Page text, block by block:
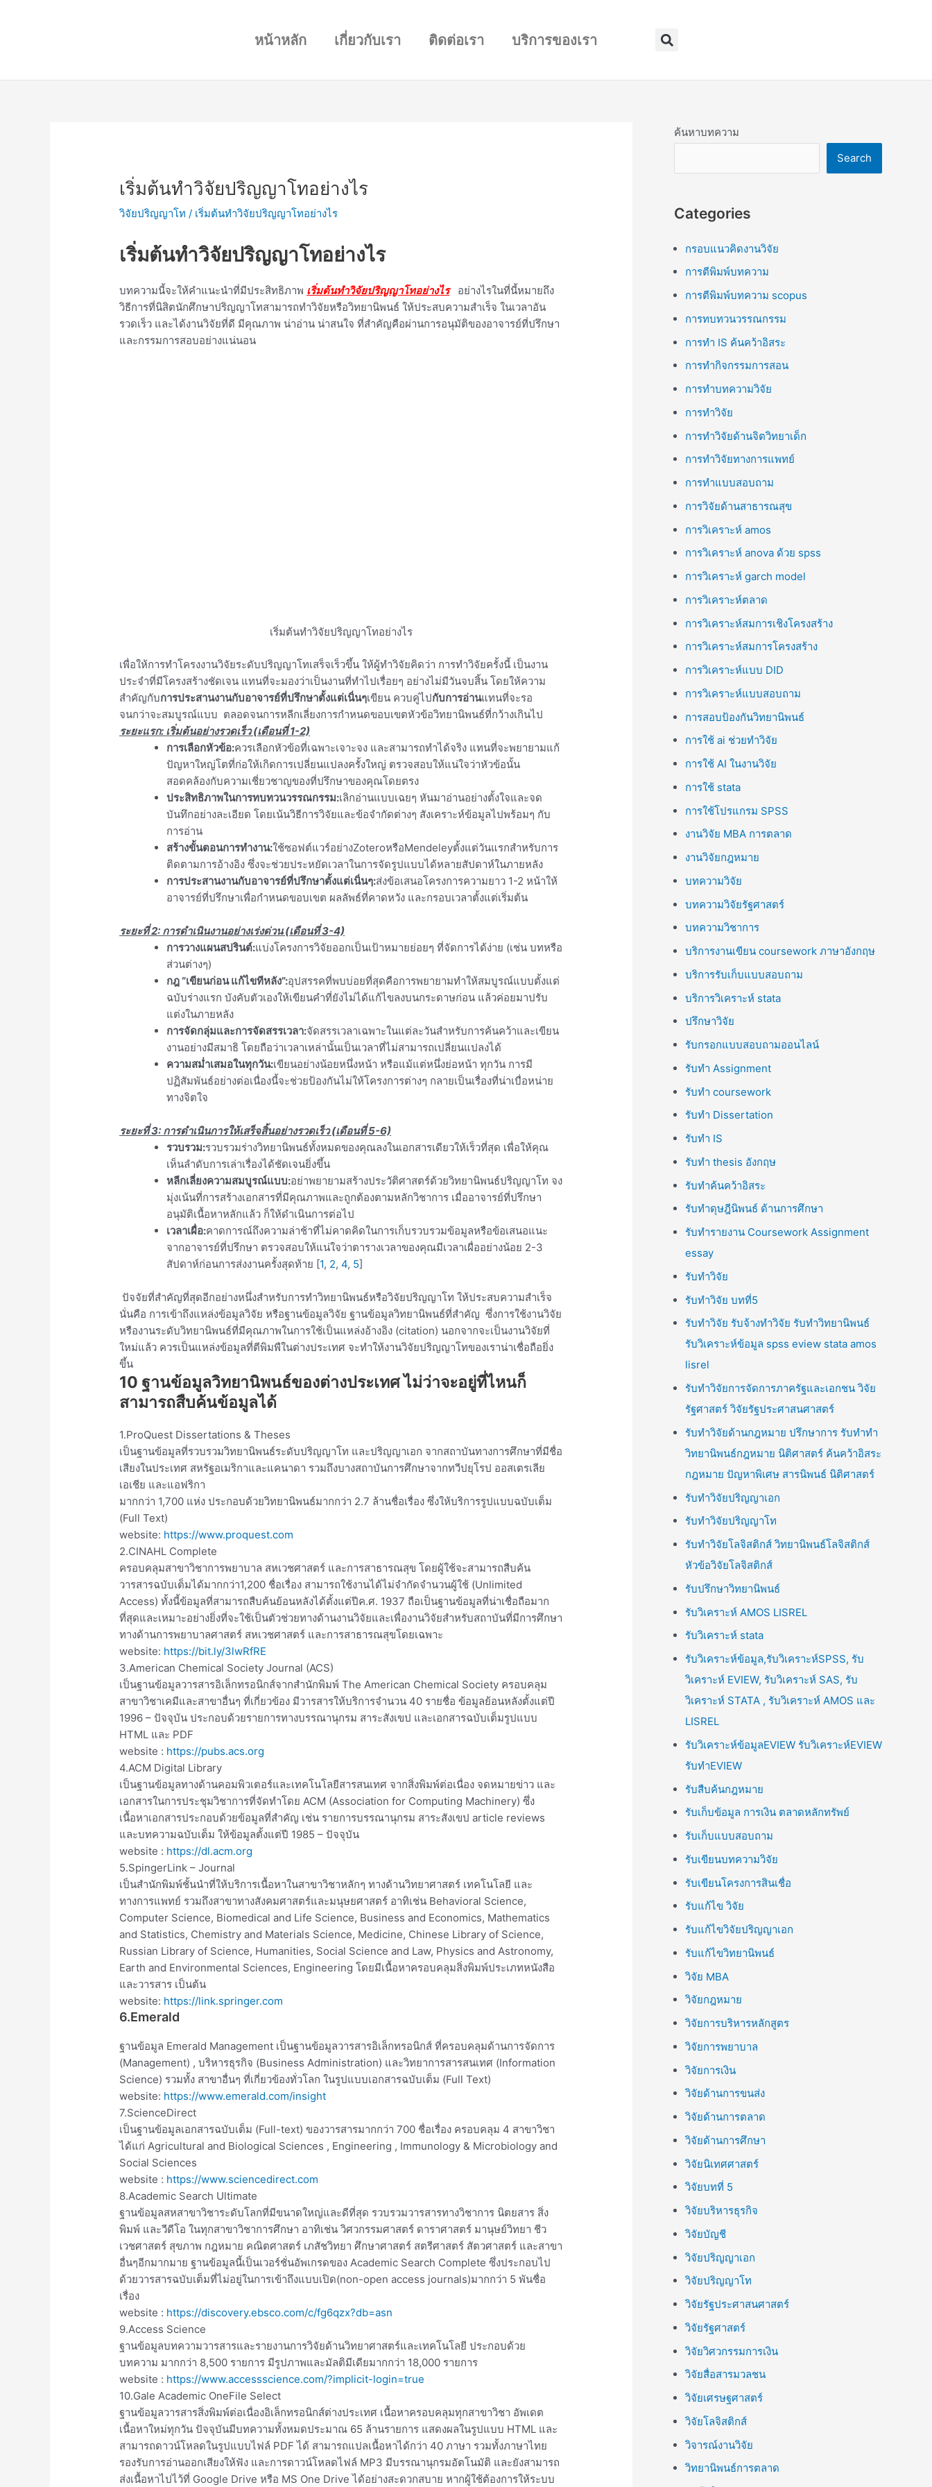
หน้าหลัก เกี่ยวกับเรา ติดต่อเรา บริการของเรา Search
เริ่มต้นทำวิจัยปริญญาโทอย่างไร
วิจัยปริญญาโท / เริ่มต้นทำวิจัยปริญญาโทอย่างไร
เริ่มต้นทำวิจัยปริญญาโทอย่างไร
บทความนี้จะให้คำแนะนำที่มีประสิทธิภาพ เริ่มต้นทำวิจัยปริญญาโทอย่างไรอย่างไรในที่นี้หมายถึง
วิธีการที่นิสิตนักศึกษาปริญญาโทสามารถทำวิจัยหรือวิทยานิพนธ์ ให้ประสบความสำเร็จ ในเวลาอัน
รวดเร็ว และได้งานวิจัยที่ดี มีคุณภาพ น่าอ่าน น่าสนใจ ที่สำคัญคือผ่านการอนุมัติของอาจารย์ที่ปรึกษา
และกรรมการสอบอย่างแน่นอน
เริ่มต้นทำวิจัยปริญญาโทอย่างไร
เพื่อให้การทำโครงงานวิจัยระดับปริญญาโทเสร็จเร็วขึ้น ให้ผู้ทำวิจัยคิดว่า การทำวิจัยครั้งนี้ เป็นงาน
ประจำที่มีโครงสร้างชัดเจน แทนที่จะมองว่าเป็นงานที่ทำไปเรื่อยๆ อย่างไม่มีวันจบสิ้น โดยให้ความ
สำคัญกับการประสานงานกับอาจารย์ที่ปรึกษาตั้งแต่เนิ่นๆเขียน ควบคู่ไปกับการอ่านแทนที่จะรอ
จนกว่าจะสมบูรณ์แบบ ตลอดจนการหลีกเลี่ยงการกำหนดขอบเขตหัวข้อวิทยานิพนธ์ที่กว้างเกินไป
ระยะแรก: เริ่มต้นอย่างรวดเร็ว (เดือนที่ 1-2)
การเลือกหัวข้อ:ควรเลือกหัวข้อที่เฉพาะเจาะจง และสามารถทำได้จริง แทนที่จะพยายามแก้
ปัญหาใหญ่โตที่ก่อให้เกิดการเปลี่ยนแปลงครั้งใหญ่ ตรวจสอบให้แน่ใจว่าหัวข้อนั้น
สอดคล้องกับความเชี่ยวชาญของที่ปรึกษาของคุณโดยตรง
ประสิทธิภาพในการทบทวนวรรณกรรม:เลิกอ่านแบบเฉยๆ หันมาอ่านอย่างตั้งใจและจด
บันทึกอย่างละเอียด โดยเน้นวิธีการวิจัยและข้อจำกัดต่างๆ สังเคราะห์ข้อมูลไปพร้อมๆ กับ
การอ่าน
สร้างขั้นตอนการทำงาน:ใช้ซอฟต์แวร์อย่างZoteroหรือMendeleyตั้งแต่วันแรกสำหรับการ
ติดตามการอ้างอิง ซึ่งจะช่วยประหยัดเวลาในการจัดรูปแบบได้หลายสัปดาห์ในภายหลัง
การประสานงานกับอาจารย์ที่ปรึกษาตั้งแต่เนิ่นๆ:ส่งข้อเสนอโครงการความยาว 1-2 หน้าให้
อาจารย์ที่ปรึกษาเพื่อกำหนดขอบเขต ผลลัพธ์ที่คาดหวัง และกรอบเวลาตั้งแต่เริ่มต้น
ระยะที่ 2: การดำเนินงานอย่างเร่งด่วน (เดือนที่ 3-4)
การวางแผนสปรินต์:แบ่งโครงการวิจัยออกเป็นเป้าหมายย่อยๆ ที่จัดการได้ง่าย (เช่น บทหรือ
ส่วนต่างๆ)
กฎ “เขียนก่อน แก้ไขทีหลัง”:อุปสรรคที่พบบ่อยที่สุดคือการพยายามทำให้สมบูรณ์แบบตั้งแต่
ฉบับร่างแรก บังคับตัวเองให้เขียนคำที่ยังไม่ได้แก้ไขลงบนกระดาษก่อน แล้วค่อยมาปรับ
แต่งในภายหลัง
การจัดกลุ่มและการจัดสรรเวลา:จัดสรรเวลาเฉพาะในแต่ละวันสำหรับการค้นคว้าและเขียน
งานอย่างมีสมาธิ โดยถือว่าเวลาเหล่านั้นเป็นเวลาที่ไม่สามารถเปลี่ยนแปลงได้
ความสม่ำเสมอในทุกวัน:เขียนอย่างน้อยหนึ่งหน้า หรือแม้แต่หนึ่งย่อหน้า ทุกวัน การมี
ปฏิสัมพันธ์อย่างต่อเนื่องนี้จะช่วยป้องกันไม่ให้โครงการต่างๆ กลายเป็นเรื่องที่น่าเบื่อหน่าย
ทางจิตใจ
ระยะที่ 3: การดำเนินการให้เสร็จสิ้นอย่างรวดเร็ว (เดือนที่ 5-6)
รวบรวม:รวบรวมร่างวิทยานิพนธ์ทั้งหมดของคุณลงในเอกสารเดียวให้เร็วที่สุด เพื่อให้คุณ
เห็นลำดับการเล่าเรื่องได้ชัดเจนยิ่งขึ้น
หลีกเลี่ยงความสมบูรณ์แบบ:อย่าพยายามสร้างประวัติศาสตร์ด้วยวิทยานิพนธ์ปริญญาโท จง
มุ่งเน้นที่การสร้างเอกสารที่มีคุณภาพและถูกต้องตามหลักวิชาการ เมื่ออาจารย์ที่ปรึกษา
อนุมัติเนื้อหาหลักแล้ว ก็ให้ดำเนินการต่อไป
เวลาเผื่อ:คาดการณ์ถึงความล่าช้าที่ไม่คาดคิดในการเก็บรวบรวมข้อมูลหรือข้อเสนอแนะ
จากอาจารย์ที่ปรึกษา ตรวจสอบให้แน่ใจว่าตารางเวลาของคุณมีเวลาเผื่ออย่างน้อย 2-3
สัปดาห์ก่อนการส่งงานครั้งสุดท้าย [1, 2, 4, 5]
ปัจจัยที่สำคัญที่สุดอีกอย่างหนึ่งสำหรับการทำวิทยานิพนธ์หรือวิจัยปริญญาโท ให้ประสบความสำเร็จ
นั่นคือ การเข้าถึงแหล่งข้อมูลวิจัย หรือฐานข้อมูลวิจัย ฐานข้อมูลวิทยานิพนธ์ที่สำคัญ ซึ่งการใช้งานวิจัย
หรืองานระดับวิทยานิพนธ์ที่มีคุณภาพในการใช้เป็นแหล่งอ้างอิง (citation) นอกจากจะเป็นงานวิจัยที่
ใหม่แล้ว ควรเป็นแหล่งข้อมูลที่ตีพิมพืในต่างประเทศ จะทำให้งานวิจัยปริญญาโทของเราน่าเชื่อถือยิ่ง
ขึ้น
10 ฐานข้อมูลวิทยานิพนธ์ของต่างประเทศ ไม่ว่าจะอยู่ที่ไหนก็
สามารถสืบค้นข้อมูลได้
1.ProQuest Dissertations & Theses
เป็นฐานข้อมูลที่รวบรวมวิทยานิพนธ์ระดับปริญญาโท และปริญญาเอก จากสถาบันทางการศึกษาที่มีชื่อ
เสียงในประเทศ สหรัฐอเมริกาและแคนาดา รวมถึงบางสถาบันการศึกษาจากทวีปยุโรป ออสเตรเลีย
เอเชีย และแอฟริกา
มากกว่า 1,700 แห่ง ประกอบด้วยวิทยานิพนธ์มากกว่า 2.7 ล้านชื่อเรื่อง ซึ่งให้บริการรูปแบบฉบับเต็ม
(Full Text)
website: https://www.proquest.com
2.CINAHL Complete
ครอบคลุมสาขาวิชาการพยาบาล สหเวชศาสตร์ และการสาธารณสุข โดยผู้ใช้จะสามารถสืบค้น
วารสารฉบับเต็มได้มากกว่า1,200 ชื่อเรื่อง สามารถใช้งานได้ไม่จำกัดจำนวนผู้ใช้ (Unlimited
Access) ทั้งนี้ข้อมูลที่สามารถสืบค้นย้อนหลังได้ตั้งแต่ปีค.ศ. 1937 ถือเป็นฐานข้อมูลที่น่าเชื่อถือมาก
ที่สุดและเหมาะอย่างยิ่งที่จะใช้เป็นตัวช่วยทางด้านงานวิจัยและเพื่องานวิจัยสำหรับสถาบันที่มีการศึกษา
ทางด้านการพยาบาลศาสตร์ สหเวชศาสตร์ และการสาธารณสุขโดยเฉพาะ
website: https://bit.ly/3lwRfRE
3.American Chemical Society Journal (ACS)
เป็นฐานข้อมูลวารสารอิเล็กทรอนิกส์จากสำนักพิมพ์ The American Chemical Society ครอบคลุม
สาขาวิชาเคมีและสาขาอื่นๆ ที่เกี่ยวข้อง มีวารสารให้บริการจำนวน 40 รายชื่อ ข้อมูลย้อนหลังตั้งแต่ปี
1996 – ปัจจุบัน ประกอบด้วยรายการทางบรรณานุกรม สาระสังเขป และเอกสารฉบับเต็มรูปแบบ
HTML และ PDF
website : https://pubs.acs.org
4.ACM Digital Library
เป็นฐานข้อมูลทางด้านคอมพิวเตอร์และเทคโนโลยีสารสนเทศ จากสิ่งพิมพ์ต่อเนื่อง จดหมายข่าว และ
เอกสารในการประชุมวิชาการที่จัดทำโดย ACM (Association for Computing Machinery) ซึ่ง
เนื้อหาเอกสารประกอบด้วยข้อมูลที่สำคัญ เช่น รายการบรรณานุกรม สาระสังเขป article reviews
และบทความฉบับเต็ม ให้ข้อมูลตั้งแต่ปี 1985 – ปัจจุบัน
website : https://dl.acm.org
5.SpingerLink – Journal
เป็นสำนักพิมพ์ชั้นนำที่ให้บริการเนื้อหาในสาขาวิชาหลักๆ ทางด้านวิทยาศาสตร์ เทคโนโลยี และ
ทางการแพทย์ รวมถึงสาขาทางสังคมศาสตร์และมนุษยศาสตร์ อาทิเช่น Behavioral Science,
Computer Science, Biomedical and Life Science, Business and Economics, Mathematics
and Statistics, Chemistry and Materials Science, Medicine, Chinese Library of Science,
Russian Library of Science, Humanities, Social Science and Law, Physics and Astronomy,
Earth and Environmental Sciences, Engineering โดยมีเนื้อหาครอบคลุมสิ่งพิมพ์ประเภทหนังสือ
และวารสาร เป็นต้น
website: https://link.springer.com
6.Emerald
ฐานข้อมูล Emerald Management เป็นฐานข้อมูลวารสารอิเล็กทรอนิกส์ ที่ครอบคลุมด้านการจัดการ
(Management) , บริหารธุรกิจ (Business Administration) และวิทยาการสารสนเทศ (Information
Science) รวมทั้ง สาขาอื่นๆ ที่เกี่ยวข้องทั่วโลก ในรูปแบบเอกสารฉบับเต็ม (Full Text)
website: https://www.emerald.com/insight
7.ScienceDirect
เป็นฐานข้อมูลเอกสารฉบับเต็ม (Full-text) ของวารสารมากกว่า 700 ชื่อเรื่อง ครอบคลุม 4 สาขาวิชา
ได้แก่ Agricultural and Biological Sciences , Engineering , Immunology & Microbiology and
Social Sciences
website : https://www.sciencedirect.com
8.Academic Search Ultimate
ฐานข้อมูลสหสาขาวิชาระดับโลกที่มีขนาดใหญ่และดีที่สุด รวบรวมวารสารทางวิชาการ นิตยสาร สิ่ง
พิมพ์ และวีดีโอ ในทุกสาขาวิชาการศึกษา อาทิเช่น วิศวกรรมศาสตร์ ดาราศาสตร์ มานุษย์วิทยา ชีว
เวชศาสตร์ สุขภาพ กฎหมาย คณิตศาสตร์ เภสัชวิทยา ศึกษาศาสตร์ สตรีศาสตร์ สัตวศาสตร์ และสาขา
อื่นๆอีกมากมาย ฐานข้อมูลนี้เป็นเวอร์ชั่นอัพเกรดของ Academic Search Complete ซึ่งประกอบไป
ด้วยวารสารฉบับเต็มที่ไม่อยู่ในการเข้าถึงแบบเปิด(non-open access journals)มากกว่า 5 พันชื่อ
เรื่อง
website : https://discovery.ebsco.com/c/fg6qzx?db=asn
9.Access Science
ฐานข้อมูลบทความวารสารและรายงานการวิจัยด้านวิทยาศาสตร์และเทคโนโลยี ประกอบด้วย
บทความ มากกว่า 8,500 รายการ มีรูปภาพและมัลติมีเดียมากกว่า 18,000 รายการ
website : https://www.accessscience.com/?implicit-login=true
10.Gale Academic OneFile Select
ฐานข้อมูลวารสารสิ่งพิมพ์ต่อเนื่องอิเล็กทรอนิกส์ต่างประเทศ เนื้อหาครอบคลุมทุกสาขาวิชา อัพเดต
เนื้อหาใหม่ทุกวัน ปัจจุบันมีบทความทั้งหมดประมาณ 65 ล้านรายการ แสดงผลในรูปแบบ HTML และ
สามารถดาวน์โหลดในรูปแบบไฟล์ PDF ได้ สามารถแปลเนื้อหาได้กว่า 40 ภาษา รวมทั้งภาษาไทย
รองรับการอ่านออกเสียงให้ฟัง และการดาวน์โหลดไฟล์ MP3 มีบรรณานุกรมอัตโนมัติ และยังสามารถ
ส่งเนื้อหาไปไว้ที่ Google Drive หรือ MS One Drive ได้อย่างสะดวกสบาย หากผู้ใช้ต้องการให้ระบบ
ค้นหาบทความ
Search
Categories
กรอบแนวคิดงานวิจัย
การตีพิมพ์บทความ
การตีพิมพ์บทความ scopus
การทบทวนวรรณกรรม
การทำ IS ค้นคว้าอิสระ
การทำกิจกรรมการสอน
การทำบทความวิจัย
การทำวิจัย
การทำวิจัยด้านจิตวิทยาเด็ก
การทำวิจัยทางการแพทย์
การทำแบบสอบถาม
การวิจัยด้านสาธารณสุข
การวิเคราะห์ amos
การวิเคราะห์ anova ด้วย spss
การวิเคราะห์ garch model
การวิเคราะห์ตลาด
การวิเคราะห์สมการเชิงโครงสร้าง
การวิเคราะห์สมการโครงสร้าง
การวิเคราะห์แบบ DID
การวิเคราะห์แบบสอบถาม
การสอบป้องกันวิทยานิพนธ์
การใช้ ai ช่วยทำวิจัย
การใช้ AI ในงานวิจัย
การใช้ stata
การใช้โปรแกรม SPSS
งานวิจัย MBA การตลาด
งานวิจัยกฎหมาย
บทความวิจัย
บทความวิจัยรัฐศาสตร์
บทความวิชาการ
บริการงานเขียน coursework ภาษาอังกฤษ
บริการรับเก็บแบบสอบถาม
บริการวิเคราะห์ stata
ปรึกษาวิจัย
รับกรอกแบบสอบถามออนไลน์
รับทำ Assignment
รับทำ coursework
รับทำ Dissertation
รับทำ IS
รับทำ thesis อังกฤษ
รับทำค้นคว้าอิสระ
รับทำดุษฎีนิพนธ์ ด้านการศึกษา
รับทำรายงาน Coursework Assignment
essay
รับทำวิจัย
รับทำวิจัย บทที่5
รับทำวิจัย รับจ้างทำวิจัย รับทำวิทยานิพนธ์
รับวิเคราะห์ข้อมูล spss eview stata amos
lisrel
รับทำวิจัยการจัดการภาครัฐและเอกชน วิจัย
รัฐศาสตร์ วิจัยรัฐประศาสนศาสตร์
รับทำวิจัยด้านกฎหมาย ปรึกษาการ รับทำทำ
วิทยานิพนธ์กฎหมาย นิติศาสตร์ ค้นคว้าอิสระ
กฎหมาย ปัญหาพิเศษ สารนิพนธ์ นิติศาสตร์
รับทำวิจัยปริญญาเอก
รับทำวิจัยปริญญาโท
รับทำวิจัยโลจิสติกส์ วิทยานิพนธ์โลจิสติกส์
หัวข้อวิจัยโลจิสติกส์
รับปรึกษาวิทยานิพนธ์
รับวิเคราะห์ AMOS LISREL
รับวิเคราะห์ stata
รับวิเคราะห์ข้อมูล,รับวิเคราะห์SPSS, รับ
วิเคราะห์ EVIEW, รับวิเคราะห์ SAS, รับ
วิเคราะห์ STATA , รับวิเคราะห์ AMOS และ
LISREL
รับวิเคราะห์ข้อมูลEVIEW รับวิเคราะห์EVIEW
รับทำEVIEW
รับสืบค้นกฎหมาย
รับเก็บข้อมูล การเงิน ตลาดหลักทรัพย์
รับเก็บแบบสอบถาม
รับเขียนบทความวิจัย
รับเขียนโครงการสินเชื่อ
รับแก้ไข วิจัย
รับแก้ไขวิจัยปริญญาเอก
รับแก้ไขวิทยานิพนธ์
วิจัย MBA
วิจัยกฎหมาย
วิจัยการบริหารหลักสูตร
วิจัยการพยาบาล
วิจัยการเงิน
วิจัยด้านการขนส่ง
วิจัยด้านการตลาด
วิจัยด้านการศึกษา
วิจัยนิเทศศาสตร์
วิจัยบทที่ 5
วิจัยบริหารธุรกิจ
วิจัยบัญชี
วิจัยปริญญาเอก
วิจัยปริญญาโท
วิจัยรัฐประศาสนศาสตร์
วิจัยรัฐศาสตร์
วิจัยวิศวกรรมการเงิน
วิจัยสื่อสารมวลชน
วิจัยเศรษฐศาสตร์
วิจัยโลจิสติกส์
วิจารณ์งานวิจัย
วิทยานิพนธ์การตลาด